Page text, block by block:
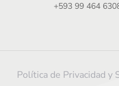
+593 99 464
Política de Privacidad y